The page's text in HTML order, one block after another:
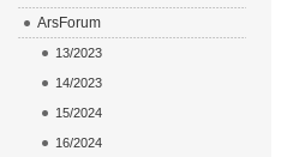
ArsForum
13/2023
14/2023
15/2024
16/2024